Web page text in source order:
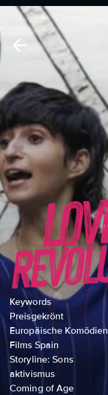
Keywords
Preisgekrönt
Europäische Komödien
Films Spain
Storyline: Sons
aktivismus
Coming of Age